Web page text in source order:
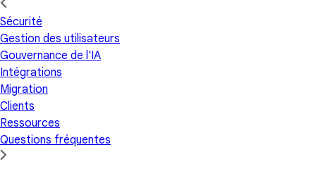
Sécurité
Gestion des utilisateurs
Gouvernance de l'IA
Intégrations
Migration
Clients
Ressources
Questions fréquentes